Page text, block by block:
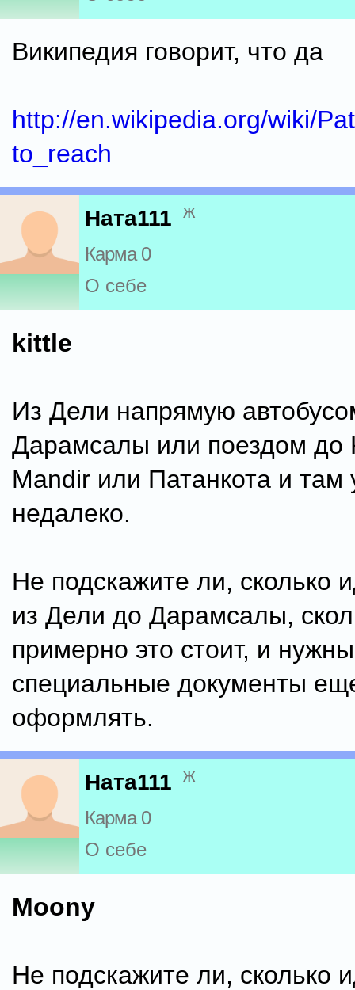
Википедия говорит, что да
http://en.wikipedia.org/wiki/
to_reach
Ната111 ж
Карма 0
О себе
kittle
Из Дели напрямую
Дарамсалы или поездом до
Mandir или Патанкота и там
недалеко.
Не подскажите ли, сколько
из Дели до Дарамсалы,
примерно это стоит, и
специальные документы
оформлять.
Ната111 ж
Карма 0
О себе
Moony
Не подскажите ли, сколько